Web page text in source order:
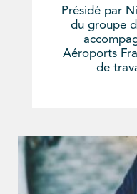
Présidé par
du groupe
Aéroports
de